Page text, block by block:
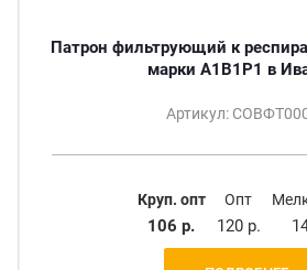
Патрон фильтрующий к
марки А1В1Р1 в
Артикул:
Круп. опт
106 р.
Опт
120 р.